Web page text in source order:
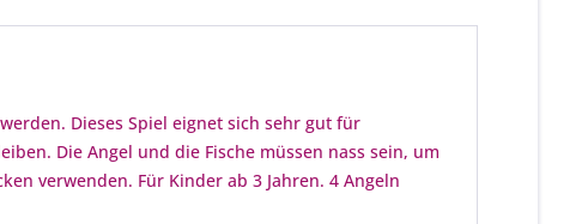
Dieses Spiel eignet sich sehr gut für
Die Angel und die Fische müssen nass sein, um
verwenden. Für Kinder ab 3 Jahren. 4 Angeln